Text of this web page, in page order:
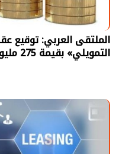
الملتقى العربي: توقيع
التمويلي» بقيمة 275 مليون جنيه